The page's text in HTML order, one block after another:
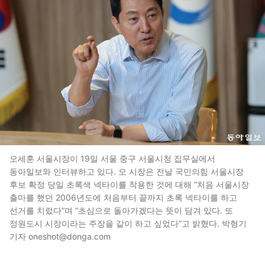
오세훈 서울시장이 19일 서울 중구 서울시청 집무실에서
동아일보와 인터뷰하고 있다. 오 시장은 전날 국민의힘 서울시장
후보 확정 당일 초록색 넥타이를 착용한 것에 대해 “처음 서울시장
출마를 했던 2006년도에 처음부터 끝까지 초록 넥타이를 하고
선거를 치렀다”며 “초심으로 돌아가겠다는 뜻이 담겨 있다. 또
정원도시 시장이라는 주장을 같이 하고 싶었다”고 밝혔다. 박형기
기자 oneshot@donga.com